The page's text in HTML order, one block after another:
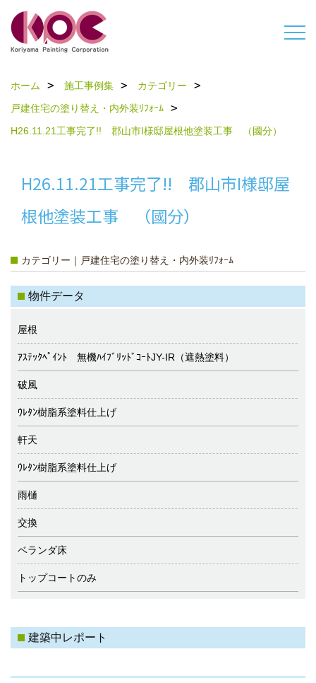
ホーム 施工事例集
カテゴリー
戸建住宅の塗り替え・内外装ﾘﾌｫｰﾑ
H26.11.21工事完了!! 郡山市I様邸屋根他塗装工事 （國分）
H26.11.21工事完了!! 郡山市I様邸屋
根他塗装工事 （國分）
カテゴリー｜戸建住宅の塗り替え・内外装ﾘﾌｫｰﾑ
物件データ
屋根
ｱｽﾃｯｸﾍﾟｲﾝﾄ 無機ﾊｲﾌﾞﾘｯﾄﾞｺｰﾄJY-IR（遮熱塗料）
破風
ｳﾚﾀﾝ樹脂系塗料仕上げ
軒天
ｳﾚﾀﾝ樹脂系塗料仕上げ
雨樋
交換
ベランダ床
トップコートのみ
建築中レポート